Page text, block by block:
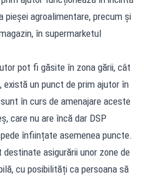
pieșei agroalimentare, precum și
în supermarketul
pot fi găsite în zona gării, cât
există un punct de prim ajutor în
în curs de amenajare aceste
care nu are încă dar DSP
înființate asemenea puncte.
asigurării unor zone de
cu posibilități ca persoana să